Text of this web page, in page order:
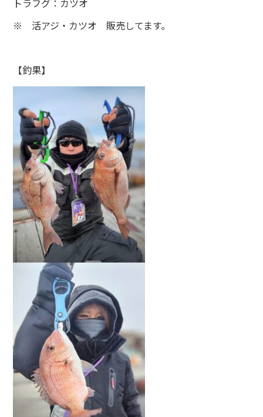
トラフグ：カツオ
※ 活アジ・カツオ 販売してます。
【釣果】